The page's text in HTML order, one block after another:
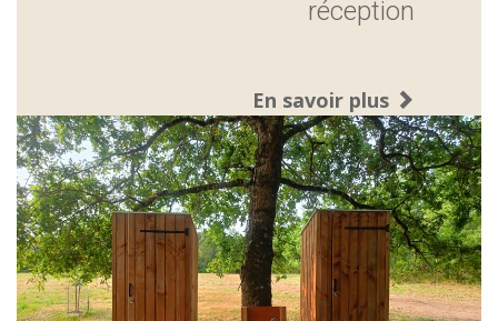
réception
En savoir plus